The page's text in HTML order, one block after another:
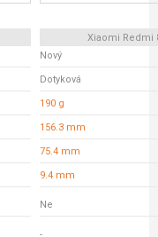
Xiaomi Redmi
Nový
Dotyková
190 g
156.3 mm
75.4 mm
9.4 mm
Ne